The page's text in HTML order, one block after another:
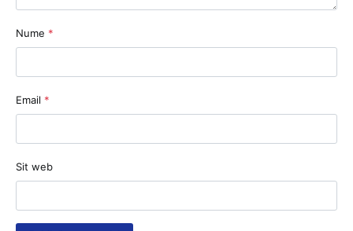
Nume *
Email *
Sit web